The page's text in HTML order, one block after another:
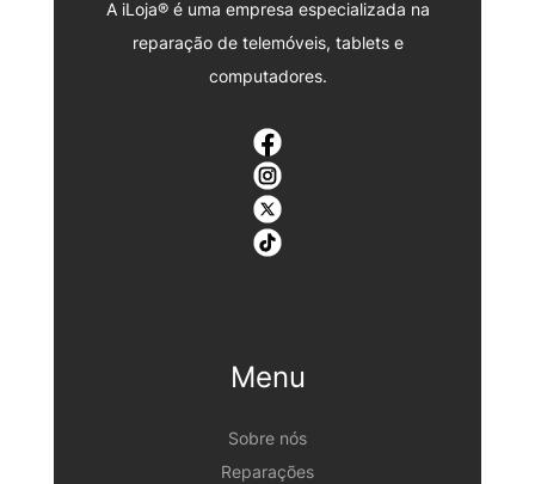
A iLoja® é uma empresa especializada na
reparação de telemóveis, tablets e
computadores.
Menu
Sobre nós
Reparações